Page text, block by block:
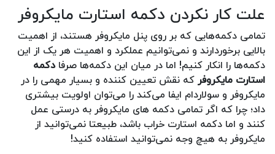
علت کار نکردن دکمه استارت مایکروفر
تمامی دکمه‌هایی که بر روی پنل مایکروفر هستند، از اهمیت
بالایی برخوردارند و نمی‌توانیم عملکرد و اهمیت هر یک از این
دکمه‌ها را انکار کنیم! اما در میان این دکمه‌ها صرفادکمه
استارت مایکروفرکه نقش تعیین کننده و بسیار مهمی را در
مایکروفر و سولاردام ایفا می‌کند را می‌توان اولویت بیشتری
داد؛ چرا که اگر تمامی دکمه های مایکروفر به درستی عمل
کنند و اما دکمه استارت خراب باشد، طبیعتا نمی‌توانید از
مایکروفر به هیچ وجه نمی‌توانید استفاده کنید!